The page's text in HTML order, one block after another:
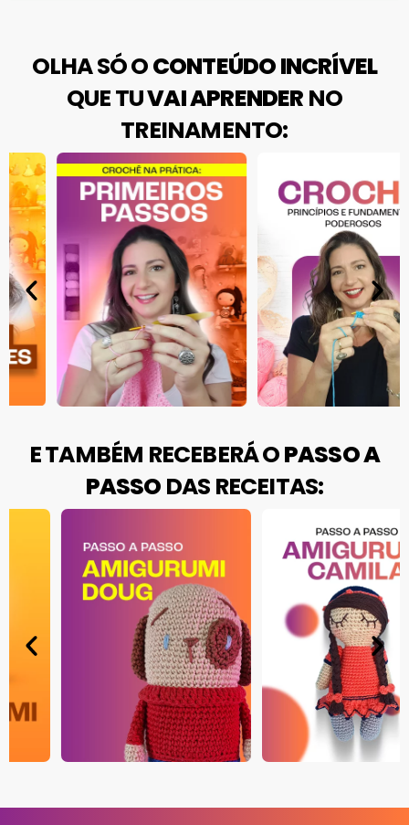
OLHA SÓ OCONTEÚDO INCRÍVEL
QUE TUVAI APRENDER NO
TREINAMENTO:
E TAMBÉM RECEBERÁ OPASSO A
PASSO DAS RECEITAS: